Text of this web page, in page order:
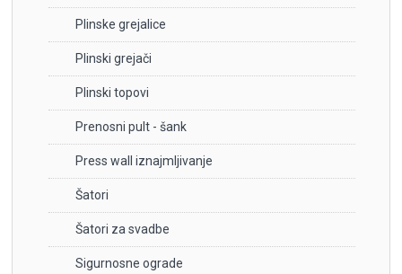
Plinske grejalice
Plinski grejači
Plinski topovi
Prenosni pult - šank
Press wall iznajmljivanje
Šatori
Šatori za svadbe
Sigurnosne ograde